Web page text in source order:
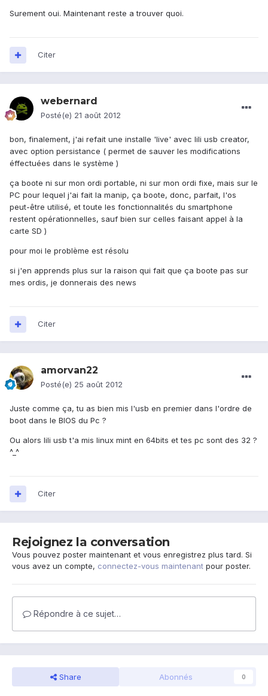
Surement oui. Maintenant reste a trouver quoi.
Citer
webernard
Posté(e) 21 août 2012
bon, finalement, j'ai refait une installe 'live' avec lili usb creator,
avec option persistance ( permet de sauver les modifications
éffectuées dans le système )
ça boote ni sur mon ordi portable, ni sur mon ordi fixe, mais sur le
PC pour lequel j'ai fait la manip, ça boote, donc, parfait, l'os
peut-être utilisé, et toute les fonctionnalités du smartphone
restent opérationnelles, sauf bien sur celles faisant appel à la
carte SD )
pour moi le problème est résolu
si j'en apprends plus sur la raison qui fait que ça boote pas sur
mes ordis, je donnerais des news
Citer
amorvan22
Posté(e) 25 août 2012
Juste comme ça, tu as bien mis l'usb en premier dans l'ordre de
boot dans le BIOS du Pc ?
Ou alors lili usb t'a mis linux mint en 64bits et tes pc sont des 32 ?
^_^
Citer
Rejoignez la conversation
Vous pouvez poster maintenant et vous enregistrez plus tard. Si
vous avez un compte, connectez-vous maintenant pour poster.
Répondre à ce sujet…
Share Abonnés 0